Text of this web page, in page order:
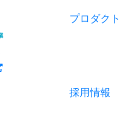
プロダクト
採用情報